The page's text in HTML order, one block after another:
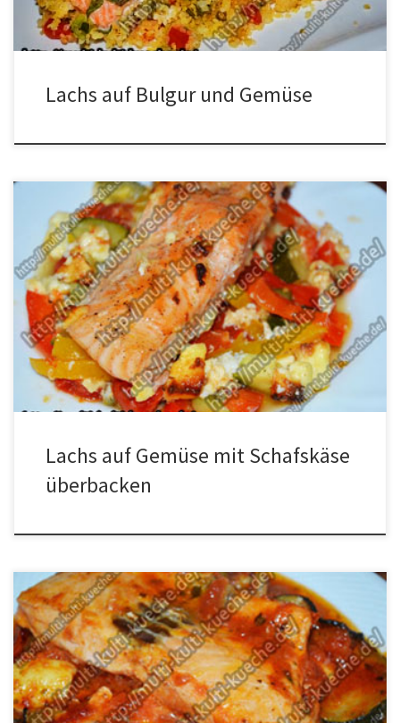
Lachs auf Bulgur und Gemüse
Zutaten Lachs auf Gemüse 750g Lachsfilet1 Zucchini1 rote und
gelbe Paprika500g Mini Tomaten200g Schafskäse3
Knoblauchzehenetwas Salz und PfefferOlivenöl Zubereitung für
Lachs auf Gemüse Das Gemüse und den Käse klein schneiden. Das
Gemüse in die Form geben mit dem Knoblauch und dem Öl
vermischen. Den Lachs mit Salz und Pfeffer würzen. […]
Lachs auf Gemüse mit Schafskäse
überbacken
Zutaten für Lachsfilet mit Tomaten Zucchini 500g Lachsfilet500g
gehackte Tomaten1 Zucchini150g KäseOreganoBasilikumSalz und
Pfeffer Zubereitung für Lachsfilet mit Tomaten Zucchini Öl in die
Pfanne geben und die klein geschnittenen Zucchini darin braten.
Nun die Tomaten dazugeben und mit Salz, Pfeffer, Oregano und